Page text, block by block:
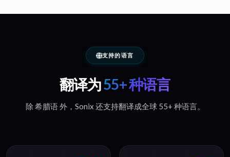
支持的语言
翻译为55+ 种语言
除 希腊语 外，Sonix 还支持翻译成全球 55+ 种语言。